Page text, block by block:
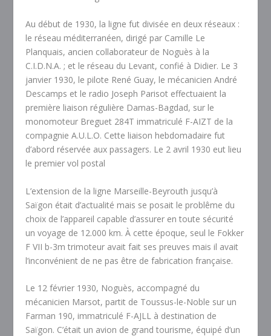
Au début de 1930, la ligne fut divisée en deux réseaux :
le réseau méditerranéen, dirigé par Camille Le
Planquais, ancien collaborateur de Noguès à la
C.I.D.N.A. ; et le réseau du Levant, confié à Didier. Le 3
janvier 1930, le pilote René Guay, le mécanicien André
Descamps et le radio Joseph Parisot effectuaient la
première liaison régulière Damas-Bagdad, sur le
monomoteur Breguet 284T immatriculé F-AIZT de la
compagnie A.U.L.O. Cette liaison hebdomadaire fut
d’abord réservée aux passagers. Le 2 avril 1930 eut lieu
le premier vol postal
L’extension de la ligne Marseille-Beyrouth jusqu’à
Saïgon était d’actualité mais se posait le problême du
choix de l’appareil capable d’assurer en toute sécurité
un voyage de 12.000 km. À cette époque, seul le Fokker
F VII b-3m trimoteur avait fait ses preuves mais il avait
l’inconvénient de ne pas être de fabrication française.
Le 12 février 1930, Noguès, accompagné du
mécanicien Marsot, partit de Toussus-le-Noble sur un
Farman 190, immatriculé F-AJLL à destination de
Saïgon. C’était un avion de grand tourisme, équipé d’un